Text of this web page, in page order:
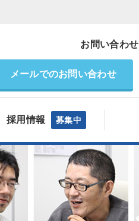
お問い合わせ
メールでのお問い合わせ
採用情報 募集中